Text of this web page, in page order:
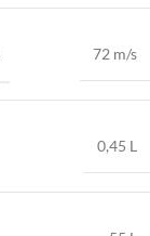
72 m/s
0,45 L